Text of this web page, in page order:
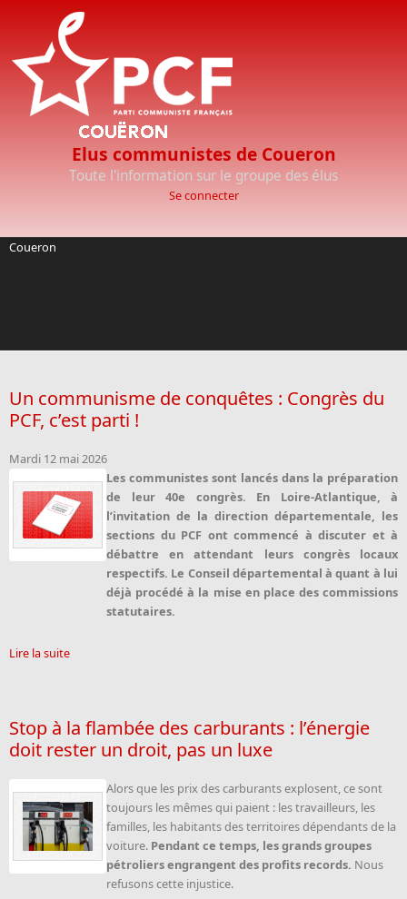
Aller au contenu principal
Elus communistes de Coueron
Toute l'information sur le groupe des élus
Se connecter
Coueron
Un communisme de conquêtes : Congrès du
PCF, c’est parti !
Mardi 12 mai 2026
Les communistes sont lancés dans la préparation
de leur 40e congrès. En Loire-Atlantique, à
l’invitation de la direction départementale, les
sections du PCF ont commencé à discuter et à
débattre en attendant leurs congrès locaux
respectifs. Le Conseil départemental à quant à lui
déjà procédé à la mise en place des commissions
statutaires.
Lire la suite
Stop à la flambée des carburants : l’énergie
doit rester un droit, pas un luxe
Alors que les prix des carburants explosent, ce sont
toujours les mêmes qui paient : les travailleurs, les
familles, les habitants des territoires dépendants de la
voiture. Pendant ce temps, les grands groupes
pétroliers engrangent des profits records. Nous
refusons cette injustice.